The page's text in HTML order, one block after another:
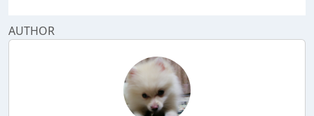
AUTHOR